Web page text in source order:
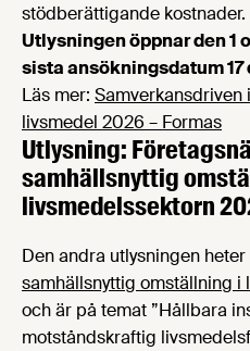
stödberättigande kostnader.
Utlysningen öppnar den 1
sista ansökningsdatum
Läs mer:
livsmedel 2026 – Formas
Utlysning:
samhällsnyttig
livsmedelssektorn
Den andra utlysningen heter
samhällsnyttig omställning i
och är på temat ”Hållbara
motståndskraftig